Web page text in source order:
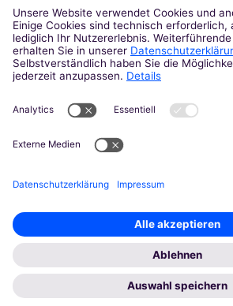
Wir möchten Ihnen ein optimales
Dazu verwenden wir Cookies, die für
unserer Website notwendig sind. Mit
verwenden wir auch Cookies und
zur Anzeige externer Inhalte (Videos
über Soundcloud, Karten über
selbst entscheiden, welche Kategorien
Bitte beachten Sie, dass auf Basis
womöglich nicht mehr alle
Verfügung stehen. Weitere
Datenschutzerklärung.
Notwendig
Externe Inhalte
Datenschutzerklärung